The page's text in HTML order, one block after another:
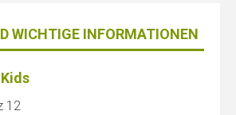
WICHTIGE INFORMATIONEN
12